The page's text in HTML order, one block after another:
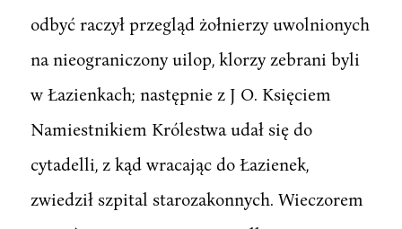
odbyć raczył przegląd żołnierzy uwolnionych
na nieograniczony uilop, klorzy zebrani byli
w Łazienkach; następnie z J O. Księciem
Namiestnikiem Królestwa udał się do
cytadelli, z kąd wracając do Łazienek,
zwiedził szpital starozakonnych. Wieczorem